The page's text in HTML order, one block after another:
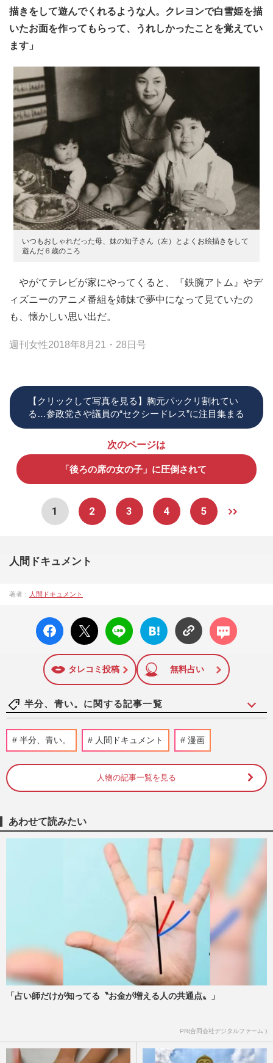
描きをして遊んでくれるような人。クレヨンで白雪姫を描
いたお面を作ってもらって、うれしかったことを覚えてい
ます」
いつもおしゃれだった母、妹の知子さん（左）とよくお絵描きをして
遊んだ６歳のころ
やがてテレビが家にやってくると、『鉄腕アトム』やデ
ィズニーのアニメ番組を姉妹で夢中になって見ていたの
も、懐かしい思い出だ。
週刊女性2018年8月21・28日号
【クリックして写真を見る】胸元パックリ割れてい
る…参政党さや議員の“セクシードレス”に注目集まる
次のページは
「後ろの席の女の子」に圧倒されて
1 2 3 4 5
人間ドキュメント
著者： 人間ドキュメント
facebo
ok い
X ポス
ト
LINE
はてな
ブック
に追加
コメン
ト
タレコミ投稿 無料占い
半分、青い。に関する記事一覧
永野芽郁・田中圭の不倫疑惑に《半分青い
じゃなくて完全黒い》相次ぐ“大喜利”ツッ
週刊女性PRIME 2025/4/29
グ》1位はあいみょん、2位はAI、『虎に
翼』米津玄師は3位にランクイン
週刊女性2024年7月16日号
《母の日企画》最高だった朝ドラヒロイン
の母親アンケート！『ブギウギ』水川あさ
み『あまちゃん』小泉今日…
週刊女性2024年5月21日号 2024/5/12
広瀬すず、キンプリ永瀬廉主演ドラマ『夕
暮れに、手をつなぐ』で“差別的セリ
フ”か、脚本家・北川悦吏子は…
週刊女性2023年2月14日号
朝ドラ歴代ナレーション8選！低音イケボ
い」
半分、青い。 人間ドキュメント 漫画
人物の記事一覧を見る
あわせて読みたい
「占い師だけが知ってる〝お金が増える人の共通点〟」
PR(合同会社デジタルファーム )